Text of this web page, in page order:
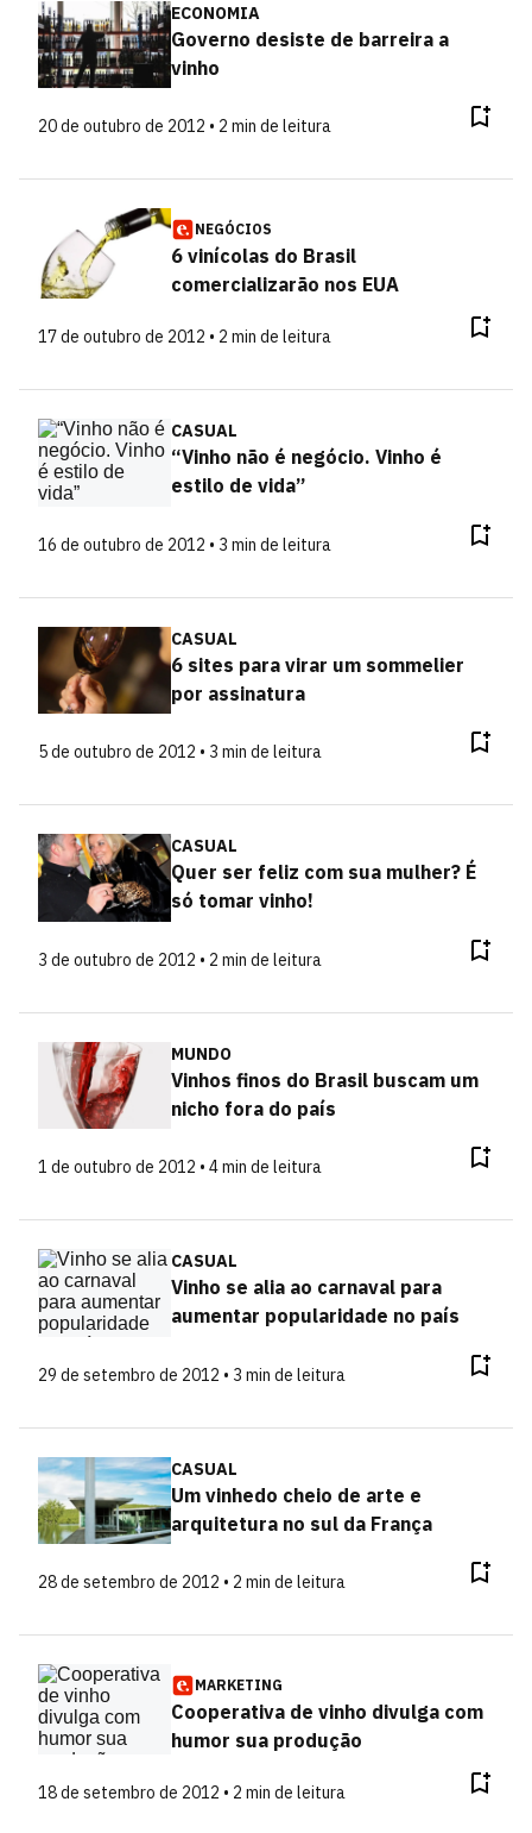
ECONOMIA
Governo desiste de barreira a
vinho
20 de outubro de 2012 • 2 min de leitura
NEGÓCIOS
6 vinícolas do Brasil
comercializarão nos EUA
17 de outubro de 2012 • 2 min de leitura
CASUAL
“Vinho não é negócio. Vinho é
estilo de vida”
16 de outubro de 2012 • 3 min de leitura
CASUAL
6 sites para virar um sommelier
por assinatura
5 de outubro de 2012 • 3 min de leitura
CASUAL
Quer ser feliz com sua mulher? É
só tomar vinho!
3 de outubro de 2012 • 2 min de leitura
MUNDO
Vinhos finos do Brasil buscam um
nicho fora do país
1 de outubro de 2012 • 4 min de leitura
CASUAL
Vinho se alia ao carnaval para
aumentar popularidade no país
29 de setembro de 2012 • 3 min de leitura
CASUAL
Um vinhedo cheio de arte e
arquitetura no sul da França
28 de setembro de 2012 • 2 min de leitura
MARKETING
Cooperativa de vinho divulga com
humor sua produção
18 de setembro de 2012 • 2 min de leitura